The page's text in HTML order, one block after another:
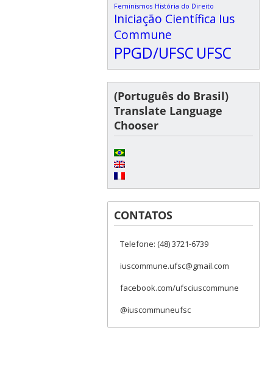
Feminismos História do Direito
Iniciação Científica Ius
Commune
PPGD/UFSC UFSC
(Português do Brasil)
Translate Language
Chooser
CONTATOS
Telefone: (48) 3721-6739
iuscommune.ufsc@gmail.com
facebook.com/ufsciuscommune
@iuscommuneufsc